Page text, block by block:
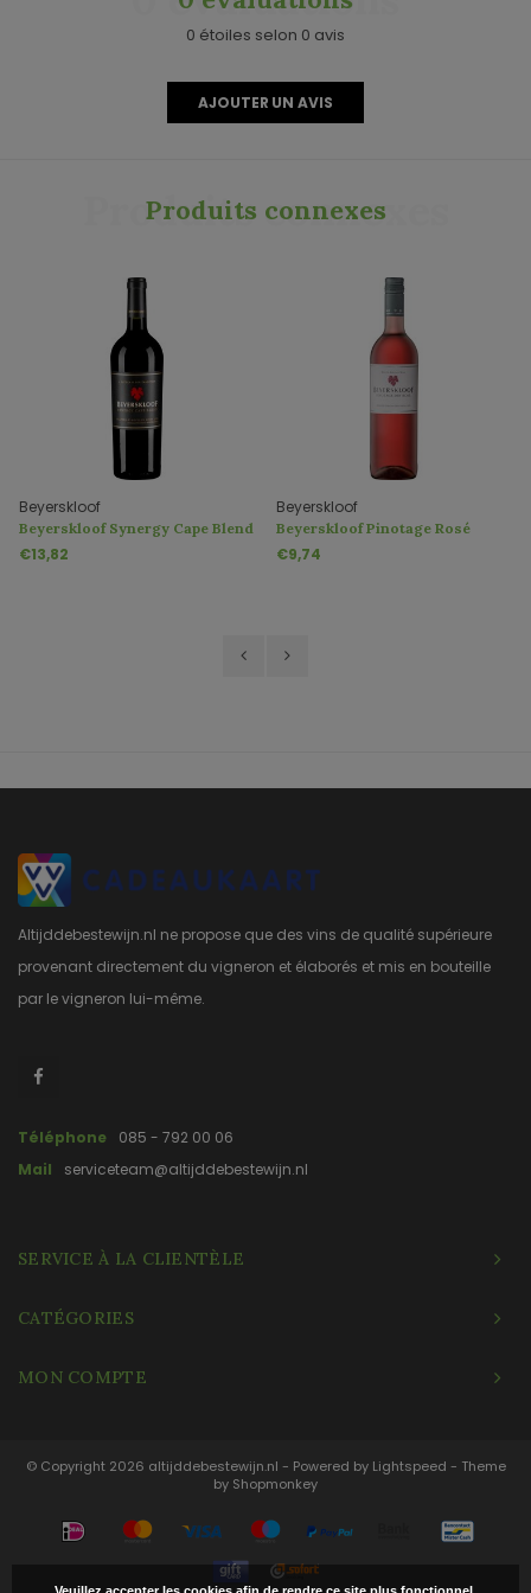
0 étoiles selon 0 avis
AJOUTER UN AVIS
Produits connexes
Produits connexes
Beyerskloof
Beyerskloof Synergy Cape Blend
€13,82
Beyerskloof
Beyerskloof Pinotage Rosé
€9,74
Altijddebestewijn.nl ne propose que des vins de qualité supérieure
provenant directement du vigneron et élaborés et mis en bouteille
par le vigneron lui-même.
Téléphone
085 - 792 00 06
Mail
serviceteam@altijddebestewijn.nl
SERVICE À LA CLIENTÈLE
CATÉGORIES
MON COMPTE
© Copyright 2026 altijddebestewijn.nl - Powered by Lightspeed - Theme
by Shopmonkey